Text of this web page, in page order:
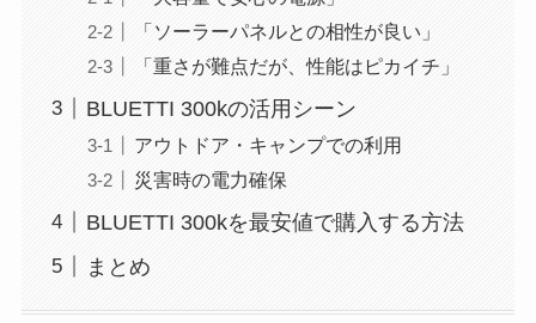
「ソーラーパネルとの相性が良い」
「重さが難点だが、性能はピカイチ」
BLUETTI 300kの活用シーン
アウトドア・キャンプでの利用
災害時の電力確保
BLUETTI 300kを最安値で購入する方法
まとめ